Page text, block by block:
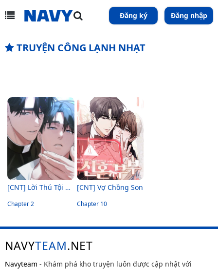
Đăng ký Đăng nhập
TRUYỆN CÔNG LẠNH NHẠT
[CNT] Lời Thú Tội Cấm Kị
Chapter 2
[CNT] Vợ Chồng Son
Chapter 10
NAVYTEAM.NET
Navyteam - Khám phá kho truyện luôn được cập nhật với